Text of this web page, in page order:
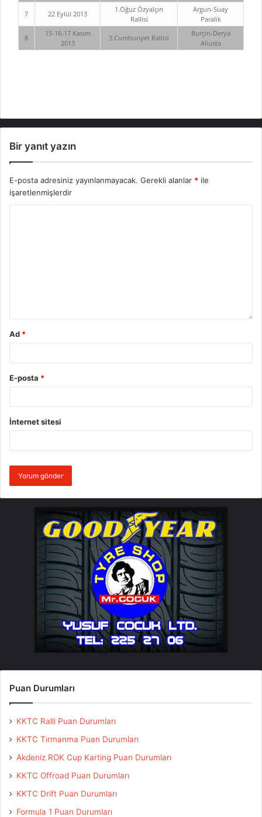
7 22 Eylül 2013
1.Oğuz Özyalçın
Rallisi
Argun-Suay
Paralik
8
15-16-17 Kasım
2013
3.Cumhuriyet Rallisi
Burçin-Derya
Aliusta
Bir yanıt yazın
E-posta adresiniz yayınlanmayacak. Gerekli alanlar * ile
işaretlenmişlerdir
Ad *
E-posta *
İnternet sitesi
Puan Durumları
KKTC Ralli Puan Durumları
KKTC Tırmanma Puan Durumları
Akdeniz ROK Cup Karting Puan Durumları
KKTC Offroad Puan Durumları
KKTC Drift Puan Durumları
Formula 1 Puan Durumları